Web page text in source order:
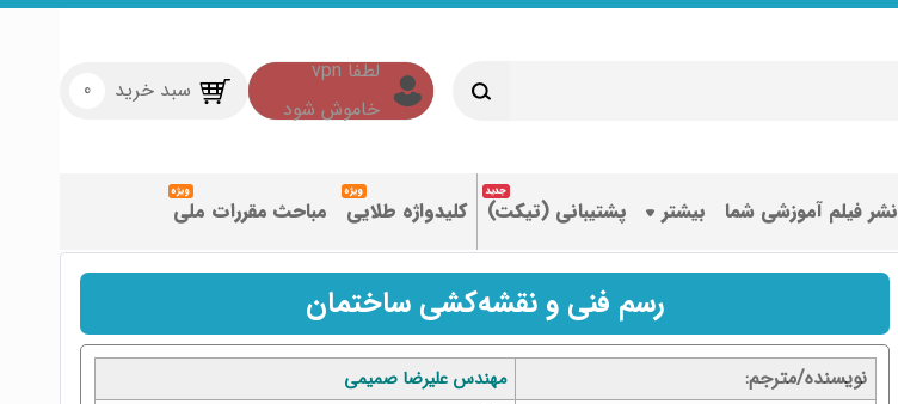
سبد خرید 0
نشر فیلم آموزشی شما بیشتر پشتیبانی (تیکت) کلیدواژه طلایی مباحث مقررات ملی
رسم فنی و نقشه‌کشی ساختمان
نویسنده/مترجم مهندس علیرضا صمیمی